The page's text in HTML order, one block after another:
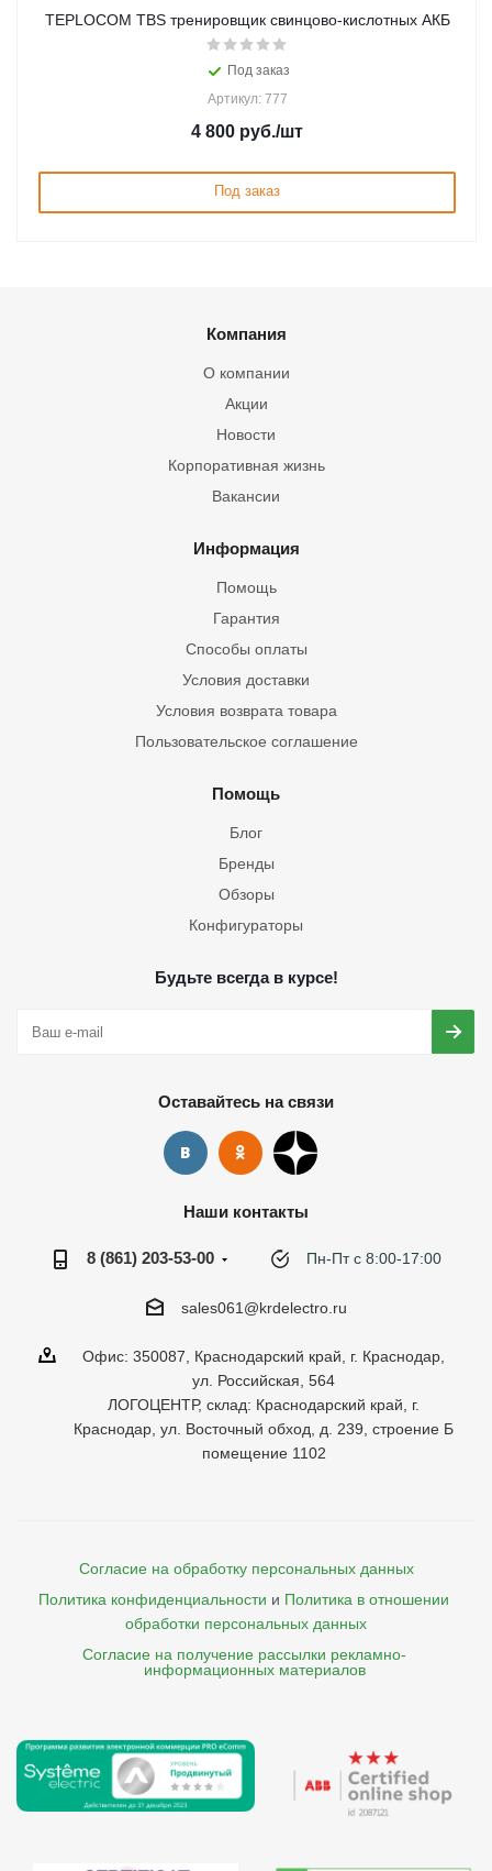
TEPLOCOM TBS тренировщик свинцово-кислотных АКБ
Под заказ
Артикул: 777
4 800 руб./шт
Под заказ
Компания
О компании
Акции
Новости
Корпоративная жизнь
Вакансии
Информация
Помощь
Гарантия
Способы оплаты
Условия доставки
Условия возврата товара
Пользовательское соглашение
Помощь
Блог
Бренды
Обзоры
Конфигураторы
Будьте всегда в курсе!
Оставайтесь на связи
Наши контакты
8 (861) 203-53-00 Пн-Пт с 8:00-17:00
sales061@krdelectro.ru
Офис: 350087, Краснодарский край, г. Краснодар,
ул. Российская, 564
ЛОГОЦЕНТР, склад: Краснодарский край, г.
Краснодар, ул. Восточный обход, д. 239, строение Б
помещение 1102
Согласие на обработку персональных данных
Политика конфиденциальности и Политика в отношении
обработки персональных данных
Согласие на получение рассылки рекламно-
    информационных материалов